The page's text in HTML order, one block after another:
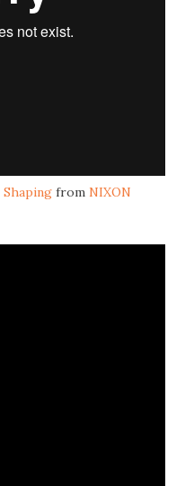
from NIXON